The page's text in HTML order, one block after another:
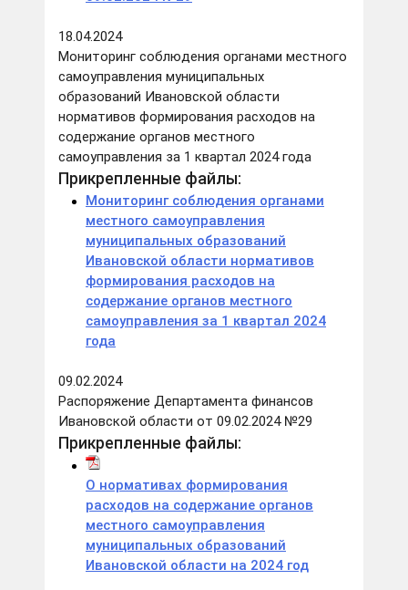
18.04.2024
Мониторинг соблюдения органами местного
самоуправления муниципальных
образований Ивановской области
нормативов формирования расходов на
содержание органов местного
самоуправления за 1 квартал 2024 года
Прикрепленные файлы:
Мониторинг соблюдения органами
местного самоуправления
муниципальных образований
Ивановской области нормативов
формирования расходов на
содержание органов местного
самоуправления за 1 квартал 2024
года
09.02.2024
Распоряжение Департамента финансов
Ивановской области от 09.02.2024 №29
Прикрепленные файлы:
О нормативах формирования
расходов на содержание органов
местного самоуправления
муниципальных образований
Ивановской области на 2024 год